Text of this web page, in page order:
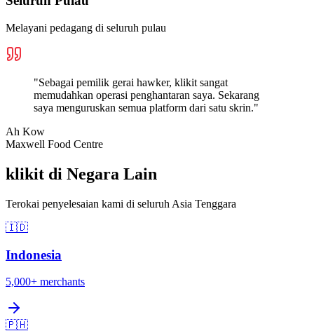
Melayani pedagang di seluruh pulau
"Sebagai pemilik gerai hawker, klikit sangat
memudahkan operasi penghantaran saya. Sekarang
saya menguruskan semua platform dari satu skrin."
Ah Kow
Maxwell Food Centre
klikit di Negara Lain
Terokai penyelesaian kami di seluruh Asia Tenggara
🇮🇩
Indonesia
5,000+ merchants
🇵🇭